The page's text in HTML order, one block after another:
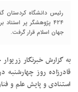
رئیس دانشگاه کردستان
۴۲۴ پژوهشگر پر
جهان اسلام قرار گرفت.
به گزارش خبرنگار
قادرزاده روز